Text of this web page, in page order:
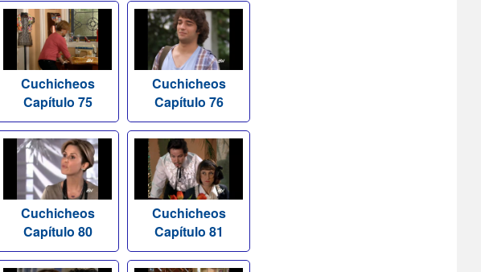
Cuchicheos
Capítulo 75
Cuchicheos
Capítulo 76
Cuchicheos
Capítulo 80
Cuchicheos
Capítulo 81